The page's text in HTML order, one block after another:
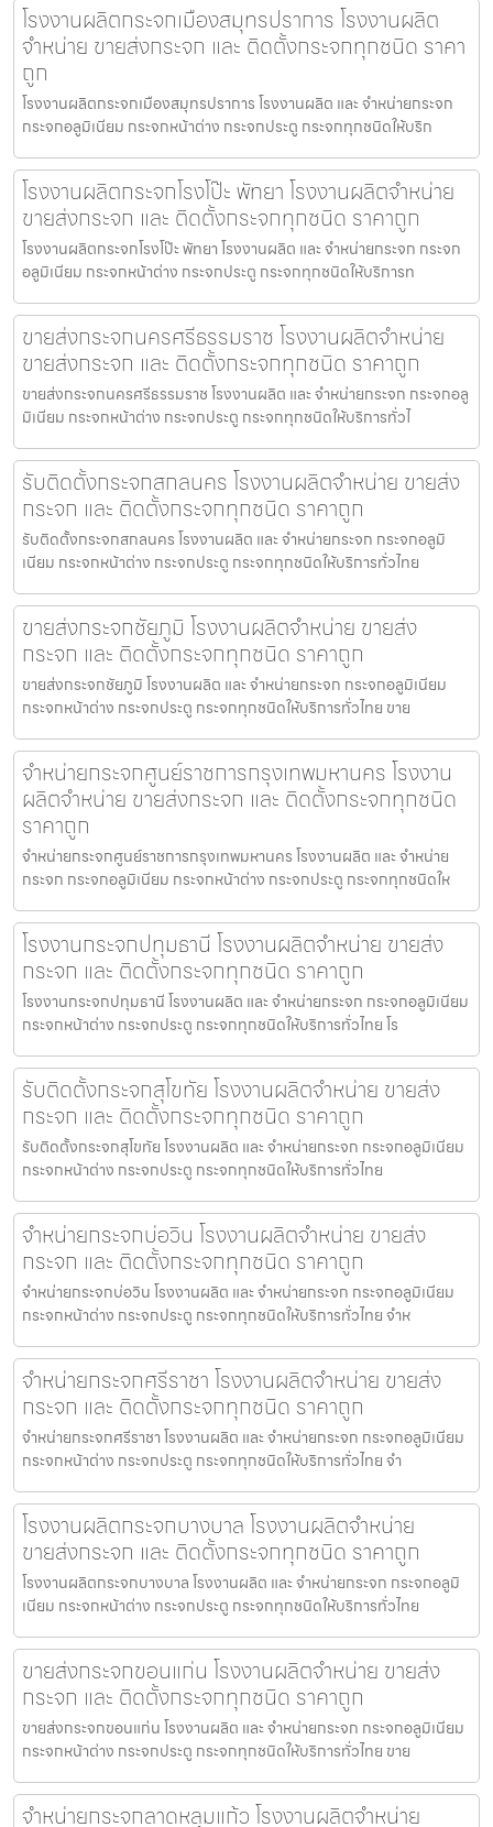
โรงงานผลิตกระจกเมืองสมุทรปราการ โรงงานผลิต
จำหน่าย ขายส่งกระจก และ ติดตั้งกระจกทุกชนิด ราคา
ถูก
โรงงานผลิตกระจกเมืองสมุทรปราการ โรงงานผลิต และ จำหน่ายกระจก
กระจกอลูมิเนียม กระจกหน้าต่าง กระจกประตู กระจกทุกชนิดให้บริก
โรงงานผลิตกระจกโรงโป๊ะ พัทยา โรงงานผลิตจำหน่าย
ขายส่งกระจก และ ติดตั้งกระจกทุกชนิด ราคาถูก
โรงงานผลิตกระจกโรงโป๊ะ พัทยา โรงงานผลิต และ จำหน่ายกระจก กระจก
อลูมิเนียม กระจกหน้าต่าง กระจกประตู กระจกทุกชนิดให้บริการท
ขายส่งกระจกนครศรีธรรมราช โรงงานผลิตจำหน่าย
ขายส่งกระจก และ ติดตั้งกระจกทุกชนิด ราคาถูก
ขายส่งกระจกนครศรีธรรมราช โรงงานผลิต และ จำหน่ายกระจก กระจกอลู
มิเนียม กระจกหน้าต่าง กระจกประตู กระจกทุกชนิดให้บริการทั่วไ
รับติดตั้งกระจกสกลนคร โรงงานผลิตจำหน่าย ขายส่ง
กระจก และ ติดตั้งกระจกทุกชนิด ราคาถูก
รับติดตั้งกระจกสกลนคร โรงงานผลิต และ จำหน่ายกระจก กระจกอลูมิ
เนียม กระจกหน้าต่าง กระจกประตู กระจกทุกชนิดให้บริการทั่วไทย
ขายส่งกระจกชัยภูมิ โรงงานผลิตจำหน่าย ขายส่ง
กระจก และ ติดตั้งกระจกทุกชนิด ราคาถูก
ขายส่งกระจกชัยภูมิ โรงงานผลิต และ จำหน่ายกระจก กระจกอลูมิเนียม
กระจกหน้าต่าง กระจกประตู กระจกทุกชนิดให้บริการทั่วไทย ขาย
จำหน่ายกระจกศูนย์ราชการกรุงเทพมหานคร โรงงาน
ผลิตจำหน่าย ขายส่งกระจก และ ติดตั้งกระจกทุกชนิด
ราคาถูก
จำหน่ายกระจกศูนย์ราชการกรุงเทพมหานคร โรงงานผลิต และ จำหน่าย
กระจก กระจกอลูมิเนียม กระจกหน้าต่าง กระจกประตู กระจกทุกชนิดให
โรงงานกระจกปทุมธานี โรงงานผลิตจำหน่าย ขายส่ง
กระจก และ ติดตั้งกระจกทุกชนิด ราคาถูก
โรงงานกระจกปทุมธานี โรงงานผลิต และ จำหน่ายกระจก กระจกอลูมิเนียม
กระจกหน้าต่าง กระจกประตู กระจกทุกชนิดให้บริการทั่วไทย โร
รับติดตั้งกระจกสุโขทัย โรงงานผลิตจำหน่าย ขายส่ง
กระจก และ ติดตั้งกระจกทุกชนิด ราคาถูก
รับติดตั้งกระจกสุโขทัย โรงงานผลิต และ จำหน่ายกระจก กระจกอลูมิเนียม
กระจกหน้าต่าง กระจกประตู กระจกทุกชนิดให้บริการทั่วไทย
จำหน่ายกระจกบ่อวิน โรงงานผลิตจำหน่าย ขายส่ง
กระจก และ ติดตั้งกระจกทุกชนิด ราคาถูก
จำหน่ายกระจกบ่อวิน โรงงานผลิต และ จำหน่ายกระจก กระจกอลูมิเนียม
กระจกหน้าต่าง กระจกประตู กระจกทุกชนิดให้บริการทั่วไทย จำห
จำหน่ายกระจกศรีราชา โรงงานผลิตจำหน่าย ขายส่ง
กระจก และ ติดตั้งกระจกทุกชนิด ราคาถูก
จำหน่ายกระจกศรีราชา โรงงานผลิต และ จำหน่ายกระจก กระจกอลูมิเนียม
กระจกหน้าต่าง กระจกประตู กระจกทุกชนิดให้บริการทั่วไทย จำ
โรงงานผลิตกระจกบางบาล โรงงานผลิตจำหน่าย
ขายส่งกระจก และ ติดตั้งกระจกทุกชนิด ราคาถูก
โรงงานผลิตกระจกบางบาล โรงงานผลิต และ จำหน่ายกระจก กระจกอลูมิ
เนียม กระจกหน้าต่าง กระจกประตู กระจกทุกชนิดให้บริการทั่วไทย
ขายส่งกระจกขอนแก่น โรงงานผลิตจำหน่าย ขายส่ง
กระจก และ ติดตั้งกระจกทุกชนิด ราคาถูก
ขายส่งกระจกขอนแก่น โรงงานผลิต และ จำหน่ายกระจก กระจกอลูมิเนียม
กระจกหน้าต่าง กระจกประตู กระจกทุกชนิดให้บริการทั่วไทย ขาย
จำหน่ายกระจกลาดหลุมแก้ว โรงงานผลิตจำหน่าย